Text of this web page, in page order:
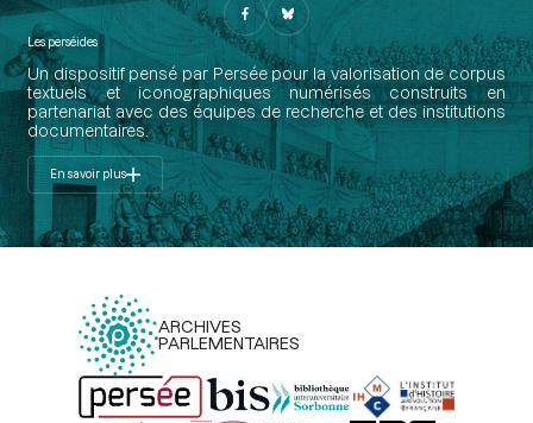
Les perséides
Un dispositif pensé par Persée pour la valorisation de corpus
textuels et iconographiques numérisés construits en
partenariat avec des équipes de recherche et des institutions
documentaires.
En savoir plus
ARCHIVES
PARLEMENTAIRES